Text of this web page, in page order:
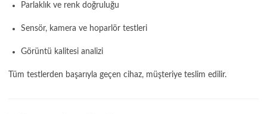
Parlaklık ve renk doğruluğu
Sensör, kamera ve hoparlör testleri
Görüntü kalitesi analizi
Tüm testlerden başarıyla geçen cihaz, müşteriye teslim edilir.